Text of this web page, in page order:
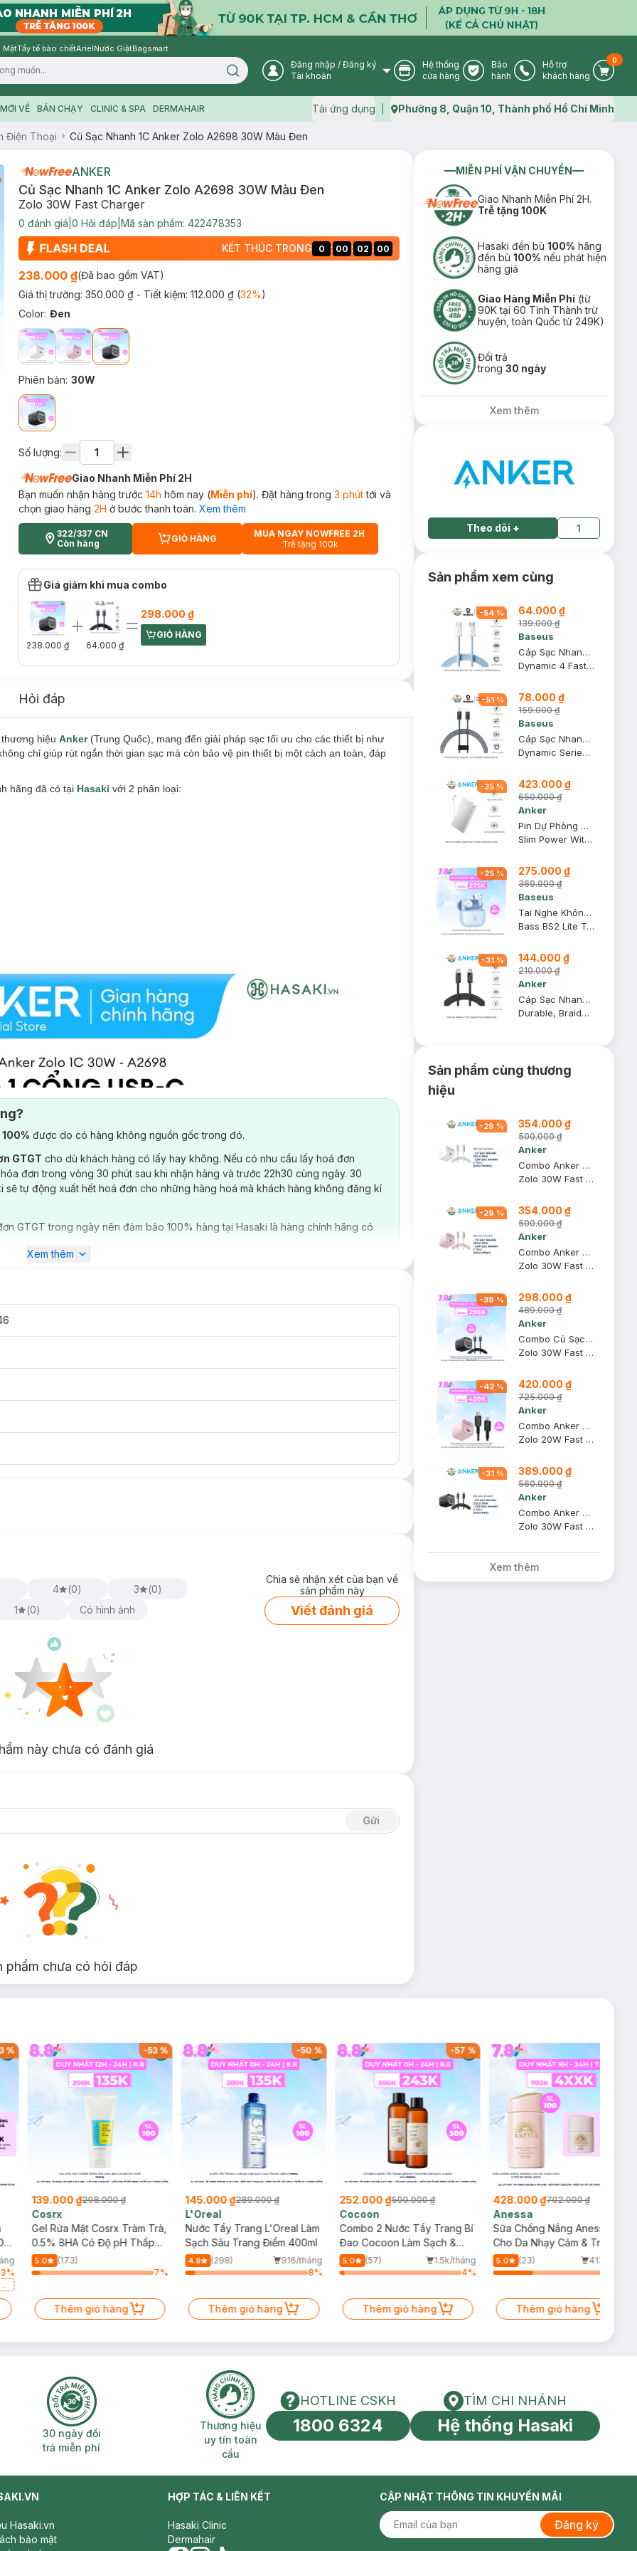
MặtTẩy tế bào chếtArielNước GiặtBagsmart
Search icon User Icon
Đăng nhập / Đăng ký
Tài khoản
Store Icon
Hệ thống
cửa hàng
Warranty Icon
Bảo
hành
Phone Icon
Hỗ trợ
khách hàng
Cart
0
VỀ BÁN CHẠY CLINIC & SPA DERMAHAIR Tải ứng dụng Map icon
Phường 8, Quận 10, Thành phố Hồ Chí Minh
Điện Thoại Củ Sạc Nhanh 1C Anker Zolo A2698 30W Màu Đen
ANKER
Củ Sạc Nhanh 1C Anker Zolo A2698 30W Màu Đen
Zolo 30W Fast Charger
0 đánh giá 0 Hỏi đáp Mã sản phẩm: 422478353
KẾT THÚC TRONG 0 : 00 : 01 : 59
238.000 ₫(Đã bao gồm VAT)
Giá thị trường: 350.000 ₫ - Tiết kiệm: 112.000 ₫(32%)
Color: Đen
Phiên bản: 30W
Số lượng:
Giao Nhanh Miễn Phí 2H
Bạn muốn nhận hàng trước 14h hôm nay (Miễn phí). Đặt hàng trong 3 phúttới và
chọn giao hàng 2H ở bước thanh toán. Xem thêm
322/337 CN
Còn hàng
CART PLUS ICON
GIỎ HÀNG
MUA NGAY NOWFREE 2H
Trễ tặng 100k
Giá giảm khi mua combo
238.000 ₫ 64.000 ₫
298.000 ₫
CART PLUS ICON
GIỎ HÀNG
Hỏi đáp
hiệu Anker(Trung Quốc), mang đến giải pháp sạc tối ưu cho các thiết bị như
chỉ giúp rút ngắn thời gian sạc mà còn bảo vệ pin thiết bị một cách an toàn, đáp
hãng đã có tại Hasaki với 2 phân loại:
30W:
nghệ Power Delivery (PD), cho phép sạc nhanh các thiết bị tương thích như iPhone
cao cấp. Bạn sẽ tiết kiệm được đáng kể thời gian sạc so với các củ sạc thông
tương đương với một đồng xu, có thể dễ dàng bỏ vào túi quần, túi xách mà không
đi làm, đi học hay đi du lịch.
PowerIQ độc quyền, giúp củ sạc tự động nhận diện thiết bị và cung cấp dòng điện tối
áp, quá nhiệt và ngắn mạch, giúp bạn yên tâm khi sạc thiết bị.
được do có hàng không nguồn gốc trong đó.
GTGT cho dù khách hàng có lấy hay không. Nếu có nhu cầu lấy hoá đơn
đơn trong vòng 30 phút sau khi nhận hàng và trước 22h30 cùng ngày. 30
sẽ tự động xuất hết hoá đơn cho những hàng hoá mà khách hàng không đăng kí
GTGT trong ngày nên đảm bảo 100% hàng tại Hasaki là hàng chính hãng có
Xem thêm
4 (0) 3 (0)
1 (0) Có hình ảnh
Chia sẻ nhận xét của bạn về
sản phẩm này
Viết đánh giá
này chưa có đánh giá
Gửi
phẩm chưa có hỏi đáp
MIỄN PHÍ VẬN CHUYỂN
Giao Nhanh Miễn Phí 2H.
Trễ tặng 100K
Hasaki đền bù100% hãng
đền bù100% nếu phát hiện
hàng giả
Giao Hàng Miễn Phí (từ
90K tại 60 Tỉnh Thành trừ
huyện, toàn Quốc từ 249K)
Đổi trả
trong30 ngày
Xem thêm
Theo dõi + 1
Sản phẩm xem cùng
-54 % 64.000 ₫
139.000 ₫
Baseus
Cáp Sạc Nhanh Baseus C To C Dynamic 4 Series 100W 1m Màu Xanh
Dynamic 4 Fast Charging Data Cable USB-C To USB-C 100W 1m Galaxy Blue
-51 % 78.000 ₫
159.000 ₫
Baseus
Cáp Sạc Nhanh Baseus C To IP Dynamic Series 20W 1m Màu Xám Xanh
Dynamic Series Type C To Lightning PD 20W 1m Slate Gray
-35% 423.000 ₫
650.000 ₫
Anker
Pin Dự Phòng Anker Zolo A110D 10000mAh 22.5W Màu Trắng
Slim Power With Built-In 90° Cable
-25% 275.000 ₫
369.000 ₫
Baseus
Tai Nghe Không Dây Baseus Bass BS2 Lite Màu Xanh
Bass BS2 Lite True Wireless Earbuds
-31% 144.000 ₫
210.000 ₫
Anker
Cáp Sạc Nhanh Anker C To C Zolo A8060 240W 1.8m Màu Đen
Durable, Braided Fast Charging Cable
Sản phẩm cùng thương
hiệu
-29% 354.000 ₫
500.000 ₫
Anker
Combo Anker Củ Sạc Nhanh 1C Zolo A2698 30W + Cáp Sạc Nhanh C To C Zolo A8060 240W 1m (Màu Trắng)
Zolo 30W Fast Charger + Durable, Braided Fast Charging Cable
-29% 354.000 ₫
500.000 ₫
Anker
Combo Anker Củ Sạc Nhanh 1C Zolo A2698 30W + Cáp Sạc Nhanh C To C Zolo A8060 240W 1m (Màu Hồng)
Zolo 30W Fast Charger + Durable, Braided Fast Charging Cable
-39 % 298.000 ₫
489.000 ₫
Anker
Combo Củ Sạc Nhanh Anker 1C Zolo A2698 30W Màu Đen + Cáp Sạc Nhanh Baseus C To C Dynamic 4 Series 100W 1m Màu Xám Xanh
Zolo 30W Fast Charger + Dynamic 4 Fast Charging Data Cable USB-C To USB-C 100W 1m Cosmic Black
-42% 420.000 ₫
725.000 ₫
Anker
Combo Anker Củ Sạc Nhanh 1C Zolo A2699 20W Màu Hồng + Cáp Sạc Nhanh C To Lightning 322 30W 1.8m Màu Đen
Zolo 20W Fast Charger + 322 USB-C to Lightning Cable
-31% 389.000 ₫
560.000 ₫
Anker
Combo Anker Củ Sạc Nhanh 1C Zolo A2698 30W + Cáp Sạc Nhanh C To C Zolo A8060 240W 1.8m (Màu Đen)
Zolo 30W Fast Charger + Durable, Braided Fast Charging Cable
Xem thêm
%
%
-53%
139.000 ₫298.000 ₫
Cosrx
Gel Rửa Mặt Cosrx Tràm Trà,
0.5% BHA Có Độ pH Thấp
150ml
5.0
(173)
7%
Thêm giỏ hàng
-50 %
145.000 ₫289.000 ₫
L'Oreal
Nước Tẩy Trang L'Oreal Làm
Sạch Sâu Trang Điểm 400ml
4.8 (298)
916/tháng
8%
Thêm giỏ hàng
-57 %
252.000 ₫590.000 ₫
Cocoon
Combo 2 Nước Tẩy Trang Bí
Đao Cocoon Làm Sạch &
Giảm Dầu 500ml
5.0 (57)
1.5k/tháng
4%
Thêm giỏ hàng
428.000 ₫702.000 ₫
Anessa
Sữa Chống Nắng Anessa
Cho Da Nhạy Cảm & Trẻ Em
60ml (Mới)
5.0 (23)
413/tháng
Thêm giỏ hàng
2H 30 ngày đổi trả miễn phí
30 ngày đổi
trả miễn phí
Thương hiệu uy tín toàn cầu
Thương hiệu
uy tín toàn
cầu
HOTLINE CSKH
HOTLINE CSKH
1800 6324
Tìm chi nhánh
TÌM CHI NHÁNH
Hệ thống Hasaki
Hasaki.vn
bảo mật
HỢP TÁC & LIÊN KẾT
Hasaki Clinic
Dermahair
CẬP NHẬT THÔNG TIN KHUYẾN MÃI
Đăng ký